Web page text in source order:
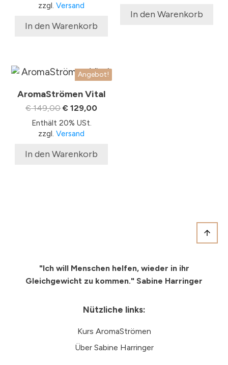
zzgl.Versand
In den Warenkorb
In den Warenkorb
Angebot!
AromaStrömen Vital
€149,00Ursprünglicher
Preis
€ 129,00Aktueller
Enthält 20% USt.
zzgl.Versand
In den Warenkorb
"Ich will Menschen helfen, wieder in ihr
Gleichgewicht zu kommen." Sabine Harringer
Nützliche links:
Kurs AromaStrömen
Über Sabine Harringer